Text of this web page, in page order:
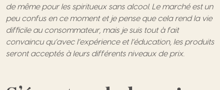
de même pour les spiritueux sans alcool. Le marché est un
peu confus en ce moment et je pense que cela rend la vie
difficile au consommateur, mais je suis tout à fait
convaincu qu’avec l’expérience et l’éducation, les produits
seront acceptés à leurs différents niveaux de prix.